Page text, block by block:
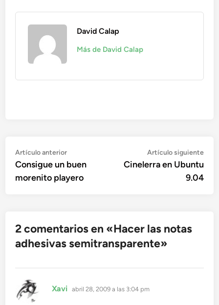
David Calap
Más de David Calap
Navegación
de
entradas
Artículo anteriorArtículo
anterior:
Consigue un buen
morenito playero
Artículo siguiente
Cinelerra en Ubuntu
9.04
2 comentarios en «Hacer las notas
adhesivas semitransparente»
Xavi dice:
abril 28, 2009 a las 3:04 pm